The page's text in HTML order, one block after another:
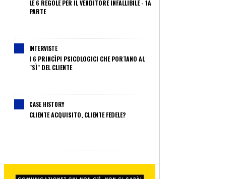
LE 6 REGOLE PER IL VENDITORE INFALLIBILE - 1A
PARTE
INTERVISTE
I 6 PRINCÌPI PSICOLOGICI CHE PORTANO AL
"SÌ" DEL CLIENTE
CASE HISTORY
CLIENTE ACQUISITO, CLIENTE FEDELE?